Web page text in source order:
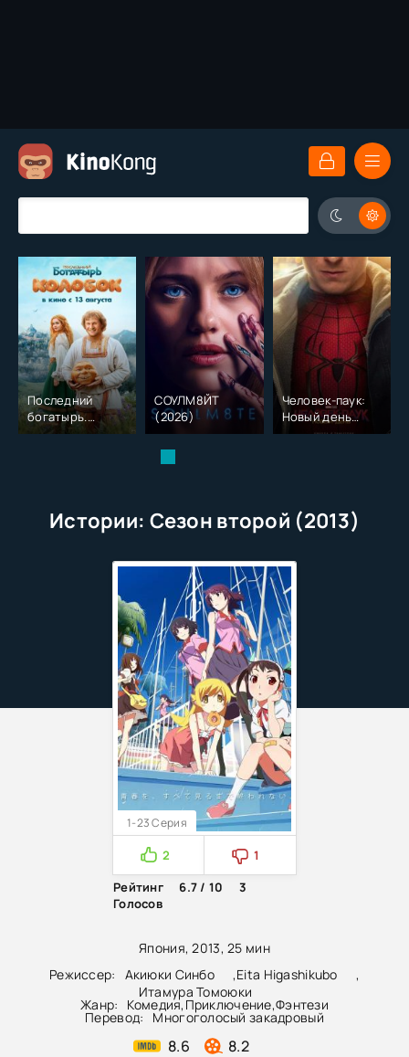
Последний
богатырь.
Колобок (2026)
СОУЛМ8ЙТ
(2026)
Человек-паук:
Новый день
(2026)
Истории: Сезон второй (2013)
Япония, 2013, 25 мин
Режиссер:
Акиюки Синбо ,Eita Higashikubo
,
Итамура Томоюки
Жанр: Комедия, Приключение,Фэнтези
Перевод: Многоголосый закадровый
8.6 8.2
1-23 Серия
2
1
Рейтинг
6.7 / 10
3
Голосов